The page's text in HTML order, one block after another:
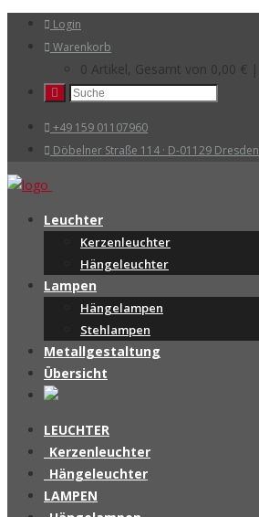
Login
Warenkorb
0 Artikel, Gesamt von 0,00 € |
+49 159 01107960
Döbelner Straße 114 · D-01129 Dresden
Leuchter
Kerzenleuchter
Hängeleuchter
Lampen
Hängelampen
Stehlampen
Metallgestaltung
Übersicht
LEUCHTER
_Kerzenleuchter
_Hängeleuchter
LAMPEN